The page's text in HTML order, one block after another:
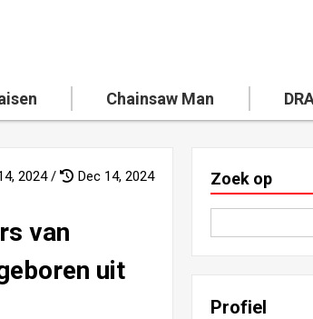
Chainsaw Man
2024 / Dec 14, 2024
van
uit
Zoek op
Profiel